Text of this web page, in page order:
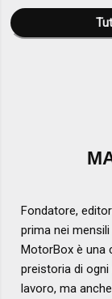
Fondatore,
prima nei
MotorBox è una
preistoria di ogni
lavoro, ma